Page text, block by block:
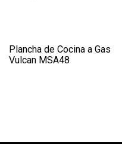
Plancha de Cocina a Gas
Vulcan MSA48